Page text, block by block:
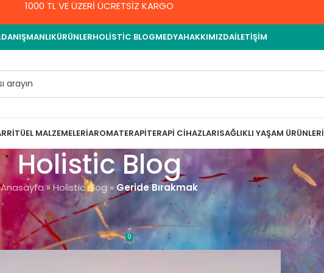
1000 TL VE ÜZERİ ÜCRETSİZ KARGO
ÜRÜNLERHOLISTIC BLOGMEDYAHAKKIMIZDAİLETIŞIM
RITÜEL MALZEMELERIAROMATERAPITERAPI CIHAZLARISAĞLIKLI YAŞAM ÜRÜNLERI
Holistic Blog
Anasayfa»Holistic Blog» Geride Bırakmak
ENERJI
YıldırımOn 7 Mayıs 2022 0